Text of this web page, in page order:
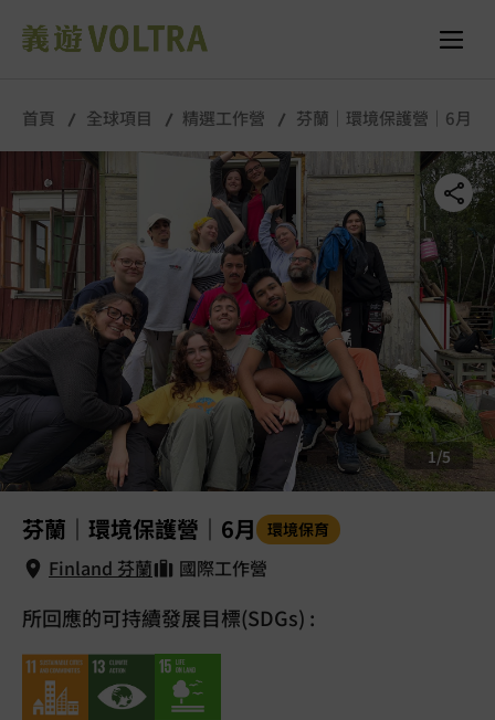
首頁 全球項目 精選工作營 芬蘭｜環境保護營｜6月
芬蘭｜環境保護營｜6月 環境保育
Finland 芬蘭 國際工作營
1/5
所回應的可持續發展目標(SDGs) :
舉行城市/地點 (只供參考)
Finland 芬蘭